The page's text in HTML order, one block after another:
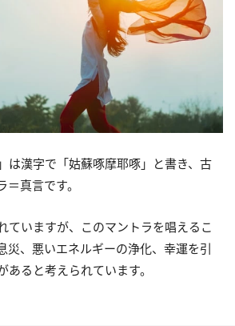
は漢字で「姑蘇啄摩耶啄」と書き、古
＝真言です。
ていますが、このマントラを唱えるこ
災、悪いエネルギーの浄化、幸運を引
あると考えられています。